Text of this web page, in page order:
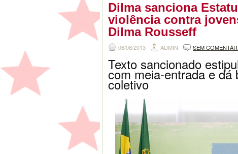
Dilma sanciona
violência contra
Dilma Rousseff
06/08/2013 ADMIN SEM
Texto sancionado
com meia-entrada e
coletivo